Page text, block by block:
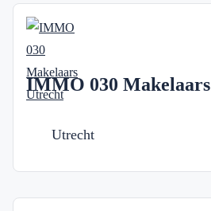
IMMO 030 Makelaars
Utrecht